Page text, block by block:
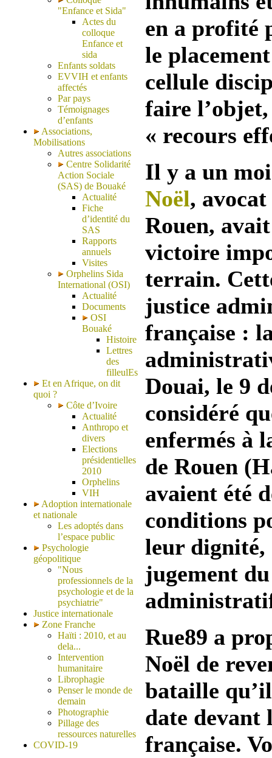
"Enfance et Sida"
Actes du
colloque
Enfance et
sida
Enfants soldats
EVVIH et enfants
affectés
Par pays
Témoignages
d’enfants
Associations,
Mobilisations
Autres associations
Centre Solidarité
Action Sociale
(SAS) de Bouaké
Actualité
Fiche
d’identité du
SAS
Rapports
annuels
Visites
Orphelins Sida
International (OSI)
Actualité
Documents
OSI
Bouaké
Histoire
Lettres
des
filleulEs
Et en Afrique, on dit
quoi ?
Côte d’Ivoire
Actualité
Anthropo et
divers
Elections
présidentielles
2010
Orphelins
VIH
Adoption internationale
et nationale
Les adoptés dans
l’espace public
Psychologie
géopolitique
"Nous
professionnels de la
psychologie et de la
psychiatrie"
Justice internationale
Zone Franche
Haïti : 2010, et au
dela...
Intervention
humanitaire
Librophagie
Penser le monde de
demain
Photographie
Pillage des
ressources naturelles
COVID-19
en a profité
le
cellule
faire
« recours
Il y a un
Noël,
Rouen,
victoire
terrain.
justice
française :
Douai, le 9
considéré
enfermés à
de Rouen
avaient été
conditions
leur
jugement
Rue89 a
Noël de
bataille
date devant
française.